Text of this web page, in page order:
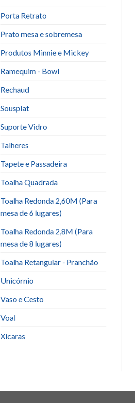
Porta Retrato
Prato mesa e sobremesa
Produtos Minnie e Mickey
Ramequim - Bowl
Rechaud
Sousplat
Suporte Vidro
Talheres
Tapete e Passadeira
Toalha Quadrada
Toalha Redonda 2,60M (Para
mesa de 6 lugares)
Toalha Redonda 2,8M (Para
mesa de 8 lugares)
Toalha Retangular - Pranchão
Unicórnio
Vaso e Cesto
Voal
Xícaras